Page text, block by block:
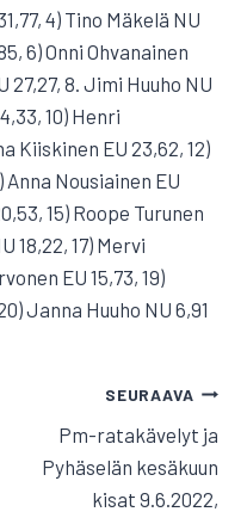
4) Tino Mäkelä NU
6) Onni Ohvanainen
27,27, 8. Jimi Huuho NU
10) Henri
Kiiskinen EU 23,62, 12)
Nousiainen EU
15) Roope Turunen
18,22, 17) Mervi
EU 15,73, 19)
Janna Huuho NU 6,91
SEURAAVA
Pm-ratakävelyt ja
Pyhäselän kesäkuun
kisat 9.6.2022,